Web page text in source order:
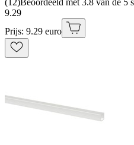
9.29
Prijs: 9.29 euro